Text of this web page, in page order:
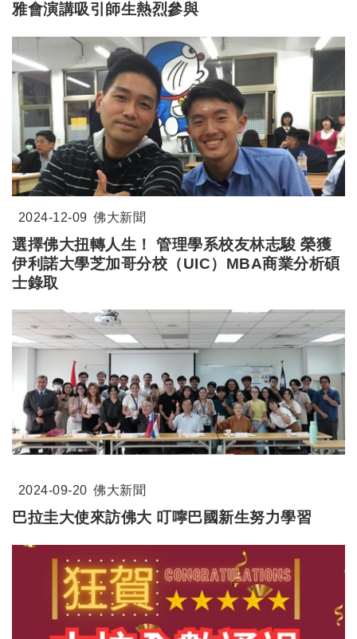
雅會演講吸引師生熱烈參與
2024-12-09 佛大新聞
選擇佛大扭轉人生！ 管理學系校友林志駿 榮獲
伊利諾大學芝加哥分校（UIC）MBA商業分析碩
士錄取
2024-09-20 佛大新聞
巴拉圭大使來訪佛大 叮嚀巴國新生努力學習